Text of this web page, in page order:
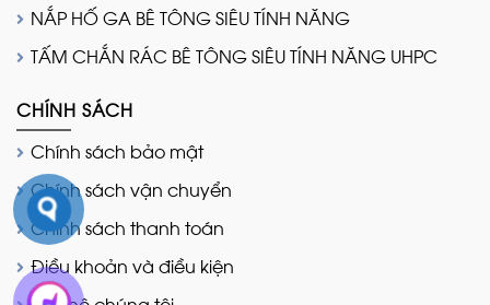
NẮP HỐ GA BÊ TÔNG SIÊU TÍNH NĂNG
TẤM CHẮN RÁC BÊ TÔNG SIÊU TÍNH NĂNG UHPC
CHÍNH SÁCH
Chính sách bảo mật
Chính sách vận chuyển
Chính sách thanh toán
Điều khoản và điều kiện